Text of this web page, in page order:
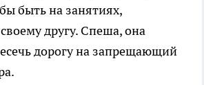
быть на занятиях,
другу. Спеша, она
дорогу на запрещающий